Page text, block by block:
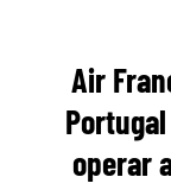
Air
operar